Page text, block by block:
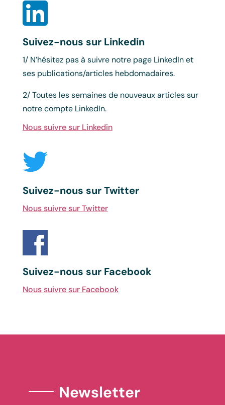
Suivez-nous sur Linkedin
1/ N’hésitez pas à suivre notre page LinkedIn et
ses publications/articles hebdomadaires.
2/ Toutes les semaines de nouveaux articles sur
notre compte LinkedIn.
Nous suivre sur Linkedin
Suivez-nous sur Twitter
Nous suivre sur Twitter
Suivez-nous sur Facebook
Nous suivre sur Facebook
Newsletter